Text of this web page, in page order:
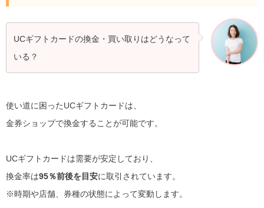
UCギフトカードの換金・買い取りはどうなって
いる？
使い道に困ったUCギフトカードは、
金券ショップで換金することが可能です。
UCギフトカードは需要が安定しており、
換金率は95％前後を目安に取引されています。
※時期や店舗、券種の状態によって変動します。